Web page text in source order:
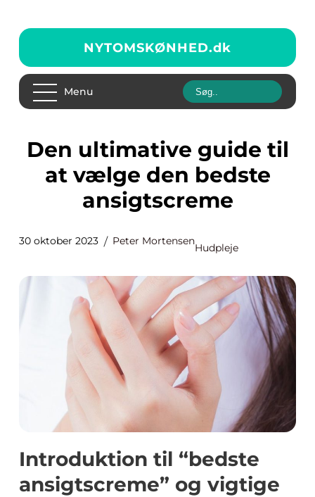
NYTOMSKØNHED.dk
Menu
Den ultimative guide til
at vælge den bedste
ansigtscreme
30 oktober 2023 Peter Mortensen
Hudpleje
Introduktion til “bedste
ansigtscreme” og vigtige